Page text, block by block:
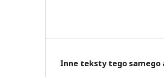
Inne teksty tego samego